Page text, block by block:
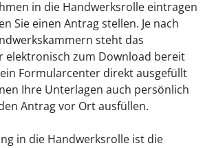
in die Handwerksrolle eintragen
Sie einen Antrag stellen. Je nach
steht das
elektronisch zum Download bereit
Formularcenter direktausgefüllt
Ihre Unterlagen auch persönlich
Antrag vor Ort ausfüllen.
in die Handwerksrolle ist die